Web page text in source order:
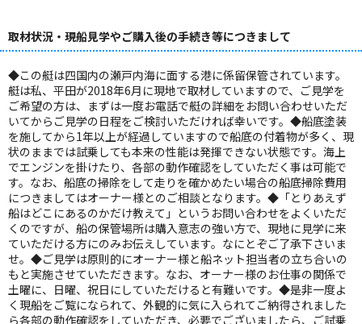
取材状況・現船見学やご購入後の手続き等につきまして
◆この艇は四国内の瀬戸内海に面する港に係留保管されています。
艇は私、平田が2018年6月に現地で取材していますので、ご見学を
ご希望の方は、まずは一度お電話で艇の詳細をお問い合わせいただ
いてからご見学の日程をご検討いただければ幸いです。◆船底塗装
を施してから1年以上が経過していますので船底の付着物が多く、現
状のままでは試乗しても本来の性能は発揮できない状態です。海上
でエンジンを掛けたり、各部の動作確認をしていただく事は可能で
す。なお、船底の掃除をして走りを確かめたい場合の船底掃除費用
につきましてはオーナー様とのご相談となります。◆「とりあえず
船はどこにあるのかだけ教えて」というお問い合わせをよくいただ
くのですが、船の保管場所は購入意志の強い方で、現地に見学に来
ていただける方にのみお伝えしています。なにとぞご了承下さいま
せ。◆ご見学は原則的にオーナー様と船ネット担当者の立ち合いの
もと実施させていただきます。なお、オーナー様のお仕事の関係で
土曜に、日曜、祝日にしていただけると有難いです。◆是非一度よ
く現船をご覧になられて、外観的に気に入られてご納得されました
ら各部の動作確認をしていただき、必要でございましたら、ご試乗